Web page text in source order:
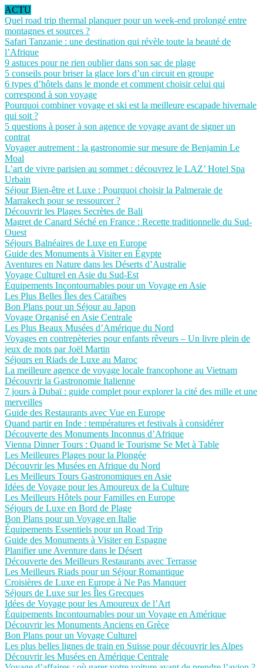
ACTU
Quel road trip thermal planquer pour un week-end prolongé entre
montagnes et sources ?
Safari Tanzanie : une destination qui révèle toute la beauté de
l’Afrique
9 astuces pour ne rien oublier dans son sac de plage
5 conseils pour briser la glace lors d’un circuit en groupe
6 types d’hôtels dans le monde et comment choisir celui qui
correspond à son voyage
Pourquoi combiner voyage et ski est la meilleure escapade hivernale
qui soit ?
5 questions à poser à son agence de voyage avant de signer un
contrat
Voyager autrement : la gastronomie sur mesure de Benjamin Le
Moal
L’art de vivre parisien au sommet : découvrez le LAZ’ Hotel Spa
Urbain
Séjour Bien-être et Luxe : Pourquoi choisir la Palmeraie de
Marrakech pour se ressourcer ?
Découvrir les Plages Secrètes de Bali
Magret de Canard Séché en France : Recette traditionnelle du Sud-
Ouest
Séjours Balnéaires de Luxe en Europe
Guide des Monuments à Visiter en Égypte
Aventures en Nature dans les Déserts d’Australie
Voyage Culturel en Asie du Sud-Est
Équipements Incontournables pour un Voyage en Asie
Les Plus Belles Îles des Caraïbes
Bon Plans pour un Séjour au Japon
Voyage Organisé en Asie Centrale
Les Plus Beaux Musées d’Amérique du Nord
Voyages en contrepèteries pour enfants rêveurs – Un livre plein de
jeux de mots par Joël Martin
Séjours en Riads de Luxe au Maroc
La meilleure agence de voyage locale francophone au Vietnam
Découvrir la Gastronomie Italienne
7 jours à Dubaï : guide complet pour explorer la cité des mille et une
merveilles
Guide des Restaurants avec Vue en Europe
Quand partir en Inde : températures et festivals à considérer
Découverte des Monuments Inconnus d’Afrique
Vienna Dinner Tours : Quand le Tourisme Se Met à Table
Les Meilleures Plages pour la Plongée
Découvrir les Musées en Afrique du Nord
Les Meilleurs Tours Gastronomiques en Asie
Idées de Voyage pour les Amoureux de la Culture
Les Meilleurs Hôtels pour Familles en Europe
Séjours de Luxe en Bord de Plage
Bon Plans pour un Voyage en Italie
Équipements Essentiels pour un Road Trip
Guide des Monuments à Visiter en Espagne
Planifier une Aventure dans le Désert
Découverte des Meilleurs Restaurants avec Terrasse
Les Meilleurs Riads pour un Séjour Romantique
Croisières de Luxe en Europe à Ne Pas Manquer
Séjours de Luxe sur les Îles Grecques
Idées de Voyage pour les Amoureux de l’Art
Équipements Incontournables pour un Voyage en Amérique
Découvrir les Monuments Anciens en Grèce
Bon Plans pour un Voyage Culturel
Les plus belles lignes de train en Suisse pour découvrir les Alpes
Découvrir les Musées en Amérique Centrale